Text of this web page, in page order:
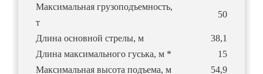
Максимальная грузоподъемность,
т
50
Длина основной стрелы, м
38,1
Длина максимального гуська, м *
15
Максимальная высота подъема, м
54,9